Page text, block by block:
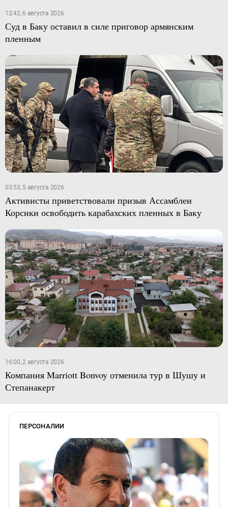
12:42, 6 августа 2026
Суд в Баку оставил в силе приговор армянским
пленным
03:53, 5 августа 2026
Активисты приветствовали призыв Ассамблеи
Корсики освободить карабахских пленных в Баку
16:00, 2 августа 2026
Компания Marriott Bonvoy отменила тур в Шушу и
Степанакерт
ПЕРСОНАЛИИ